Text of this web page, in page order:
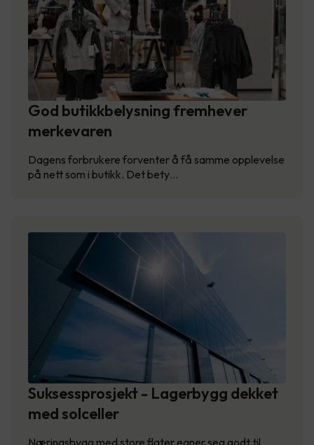
God butikkbelysning fremhever
merkevaren
Dagens forbrukere forventer å få samme opplevelse
på nett som i butikk. Det bety…
Suksessprosjekt - Lagerbygg dekket
med solceller